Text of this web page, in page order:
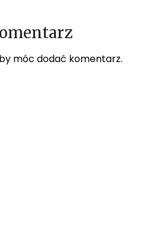
móc dodać komentarz.